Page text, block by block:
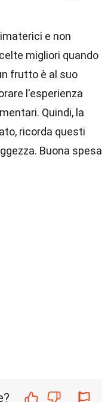
e non
migliori quando
frutto è al suo
l'esperienza
Quindi, la
ricorda questi
Buona spesa